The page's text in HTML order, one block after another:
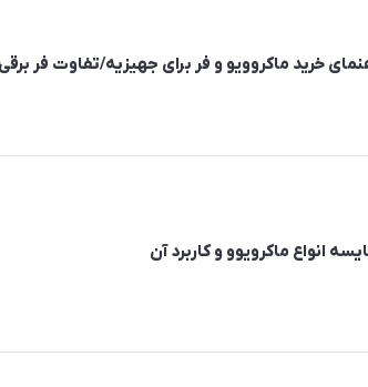
خرید ماکروویو و فر برای جهیزیه/تفاوت فر
انواع ماکرویوو و کاربرد آن